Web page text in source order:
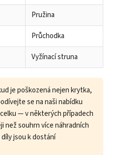
Pružina
Průchodka
Vyžínací struna
je poškozená nejen krytka,
se na naši nabídku
— v některých případech
než souhrn více náhradních
jsou k dostání